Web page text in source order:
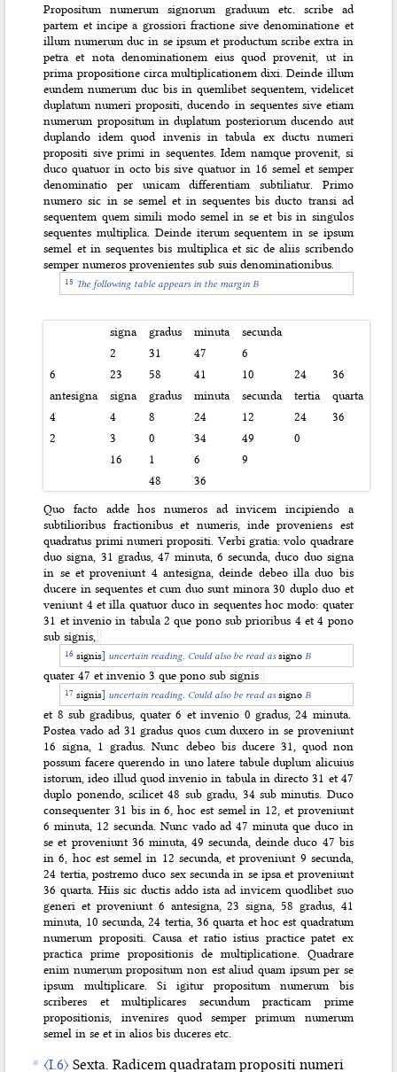
Propositum numerum signorum graduum etc. scribe ad
partem et incipe a grossiori fractione sive denominatione et
illum numerum duc in se ipsum et productum scribe extra in
petra et nota denominationem eius quod provenit, ut in
prima propositione circa multiplicationem dixi. Deinde illum
eundem numerum duc bis in quemlibet sequentem, videlicet
duplatum numeri propositi, ducendo in sequentes sive etiam
numerum propositum in duplatum posteriorum ducendo aut
duplando idem quod invenis in tabula ex ductu numeri
propositi sive primi in sequentes. Idem namque provenit, si
duco quatuor in octo bis sive quatuor in 16 semel et semper
denominatio per unicam differentiam subtiliatur. Primo
numero sic in se semel et in sequentes bis ducto transi ad
sequentem quem simili modo semel in se et bis in singulos
sequentes multiplica. Deinde iterum sequentem in se ipsum
semel et in sequentes bis multiplica et sic de aliis scribendo
semper numeros provenientes sub suisdenominationibus.
The following table appears in the margin B
signa gradus minuta
secunda
2
31 47
6
6
23 58 41 10 24
36
antesigna
signa gradus minuta secunda tertia
quarta
4
4 8 24 12 24
36
2
3 0 34 49
0
16
1 6
9
48
36
Quo facto adde hos numeros ad invicem incipiendo a
subtilioribus fractionibus et numeris, inde proveniens est
quadratus primi numeri propositi. Verbi gratia: volo quadrare
duo signa, 31 gradus, 47 minuta, 6 secunda, duco duo signa
in se et proveniunt 4 antesigna, deinde debeo illa duo bis
ducere in sequentes et cum duo sunt minora 30 duplo duo et
veniunt 4 et illa quatuor duco in sequentes hoc modo: quater
31 et invenio in tabula 2 que pono sub prioribus 4 et 4 pono
sub signis,
signis] uncertain reading. Could also be read assigno B
quater 47 et invenio 3 que pono sub signis
signis] uncertain reading. Could also be read assigno B
et 8 sub gradibus, quater 6 et invenio 0 gradus, 24 minuta.
Postea vado ad 31 gradus quos cum duxero in se proveniunt
16 signa, 1 gradus. Nunc debeo bis ducere 31, quod non
possum facere querendo in uno latere tabule duplum alicuius
istorum, ideo illud quod invenio in tabula in directo 31 et 47
duplo ponendo, scilicet 48 sub gradu, 34 sub minutis. Duco
consequenter 31 bis in 6, hoc est semel in 12, et proveniunt
6 minuta, 12 secunda. Nunc vado ad 47 minuta que duco in
se et proveniunt 36 minuta, 49 secunda, deinde duco 47 bis
in 6, hoc est semel in 12 secunda, et proveniunt 9 secunda,
24 tertia, postremo duco sex secunda in se ipsa et proveniunt
36 quarta. Hiis sic ductis addo ista ad invicem quodlibet suo
generi et proveniunt 6 antesigna, 23 signa, 58 gradus, 41
minuta, 10 secunda, 24 tertia, 36 quarta et hoc est quadratum
numerum propositi. Causa et ratio istius practice patet ex
practica prime propositionis de multiplicatione. Quadrare
enim numerum propositum non est aliud quam ipsum per se
ipsum multiplicare. Si igitur propositum numerum bis
scriberes et multiplicares secundum practicam prime
propositionis, invenires quod semper primum numerum
semel in se et in alios bis duceres etc.
〈I.6〉 Sexta. Radicem quadratam propositi numeri